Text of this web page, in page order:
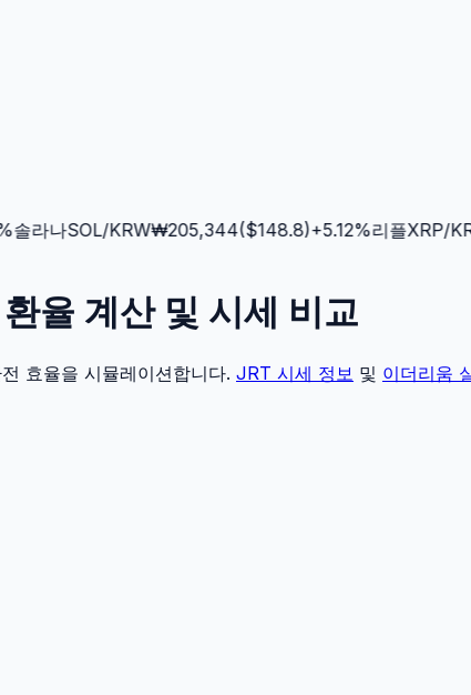
라나SOL/KRW₩205,344($148.8)+5.12%리플XRP/
율 계산 및 시세 비교
효율을 시뮬레이션합니다. JRT 시세 정보 및 이더리움